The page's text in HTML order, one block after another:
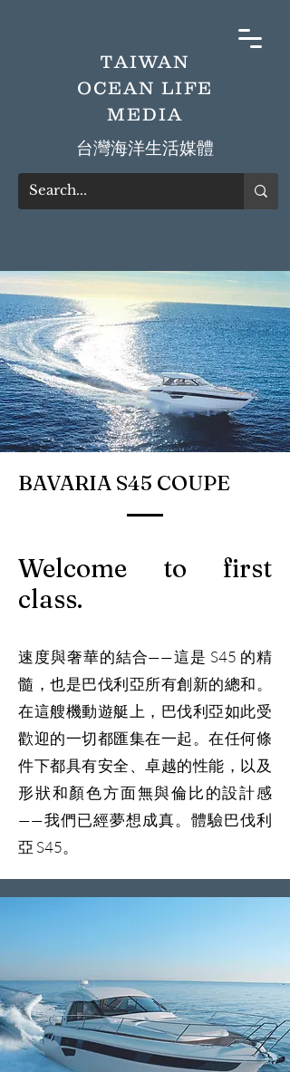
TAIWAN
OCEAN LIFE
MEDIA
​台灣海洋生活媒體
BAVARIA S45 COUPE
Welcome to first
class.
速度與奢華的結合——這是 S45 的精
髓，也是巴伐利亞所有創新的總和。
在這艘機動遊艇上，巴伐利亞如此受
歡迎的一切都匯集在一起。在任何條
件下都具有安全、卓越的性能，以及
形狀和顏色方面無與倫比的設計感
——我們已經夢想成真。體驗巴伐利
亞 S45。